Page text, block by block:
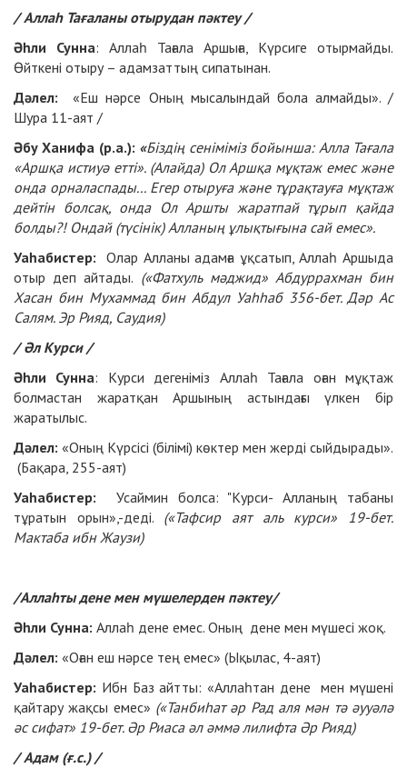
/ Аллаһ Тағаланы отырудан пәктеу /
Әһли Сунна: Аллаһ Тағала Аршыға, Күрсиге отырмайды.
Өйткені отыру – адамзаттың сипатынан.
Дәлел: «Еш нәрсе Оның мысалындай бола алмайды». /
Шура 11-аят /
Әбу Ханифа (р.а.): «Біздің сеніміміз бойынша: Алла Тағала
«Аршқа истиуә етті». (Алайда) Ол Аршқа мұқтаж емес және
онда орналаспады... Егер отыруға және тұрақтауға мұқтаж
дейтін болсақ, онда Ол Аршты жаратпай тұрып қайда
болды?! Ондай (түсінік) Алланың ұлықтығына сай емес».
Уаһабистер: Олар Алланы адамға ұқсатып, Аллаһ Аршыда
отыр деп айтады. («Фатхуль мәджид» Абдуррахман бин
Хасан бин Мухаммад бин Абдул Уаһһаб 356-бет. Дәр Ас
Салям. Эр Рияд, Саудия)
/ Әл Курси /
Әһли Сунна: Курси дегеніміз Аллаһ Тағала оған мұқтаж
болмастан жаратқан Аршының астындағы үлкен бір
жаратылыс.
Дәлел: «Оның Күрсісі (білімі) көктер мен жерді сыйдырады».
(Бақара, 255-аят)
Уаһабистер: Усаймин болса: "Курси- Алланың табаны
тұратын орын»,-деді. («Тафсир аят аль курси» 19-бет.
Мактаба ибн Жаузи)
/Аллаһты дене мен мүшелерден пәктеу/
Әһли Сунна: Аллаһ дене емес. Оның дене мен мүшесі жоқ.
Дәлел: «Оған еш нәрсе тең емес» (Ықылас, 4-аят)
Уаһабистер: Ибн Баз айтты: «Аллаһтан дене мен мүшені
қайтару жақсы емес» («Танбиһат әр Рад аля мән тә әууәлә
әс сифат» 19-бет. Әр Риаса әл әммә лилифта Әр Рияд)
/ Адам (ғ.с.) /